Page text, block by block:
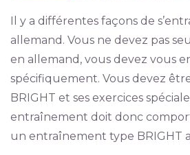
Il y a différentes façons de
allemand. Vous ne devez pas
en allemand, vous devez vous
spécifiquement. Vous devez
BRIGHT et ses exercices
entraînement doit donc
un entraînement type BRIGHT